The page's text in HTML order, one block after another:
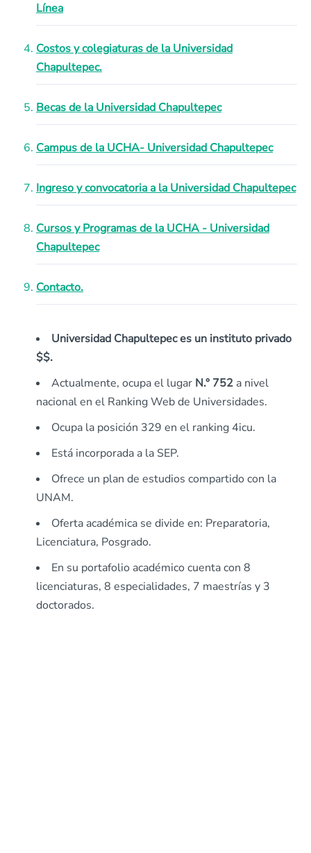
Línea
Costos y colegiaturas de la Universidad
Chapultepec.
Becas de la Universidad Chapultepec
Campus de la UCHA- Universidad Chapultepec
Ingreso y convocatoria a la Universidad Chapultepec
Cursos y Programas de la UCHA - Universidad
Chapultepec
Contacto.
Universidad Chapultepec es un instituto privado
$$.
Actualmente, ocupa el lugar N.° 752 a nivel
nacional en el Ranking Web de Universidades.
Ocupa la posición 329 en el ranking 4icu.
Está incorporada a la SEP.
Ofrece un plan de estudios compartido con la
UNAM.
Oferta académica se divide en: Preparatoria,
Licenciatura, Posgrado.
En su portafolio académico cuenta con 8
licenciaturas, 8 especialidades, 7 maestrías y 3
doctorados.